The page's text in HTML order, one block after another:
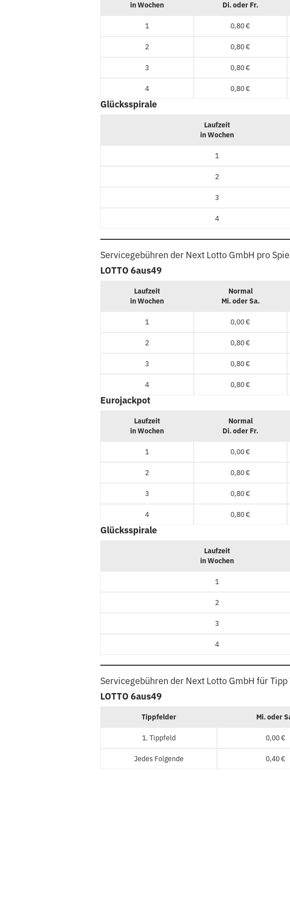
in Wochen
Di. oder Fr.
1 0,80 €
2 0,80 €
3 0,80 €
4 0,80 €
Glücksspirale
Laufzeit
in Wochen
1
2
3
4
Servicegebühren der Next Lotto GmbH pro
LOTTO 6aus49
Laufzeit
in Wochen
Normal
Mi. oder Sa.
1 0,00 €
2 0,80 €
3 0,80 €
4 0,80 €
Eurojackpot
Laufzeit
in Wochen
Normal
Di. oder Fr.
1 0,00 €
2 0,80 €
3 0,80 €
4 0,80 €
Glücksspirale
Laufzeit
in Wochen
1
2
3
4
Servicegebühren der Next Lotto GmbH für Tipp
LOTTO 6aus49
Tippfelder Mi. oder
1. Tippfeld 0,00 €
Jedes Folgende 0,40 €